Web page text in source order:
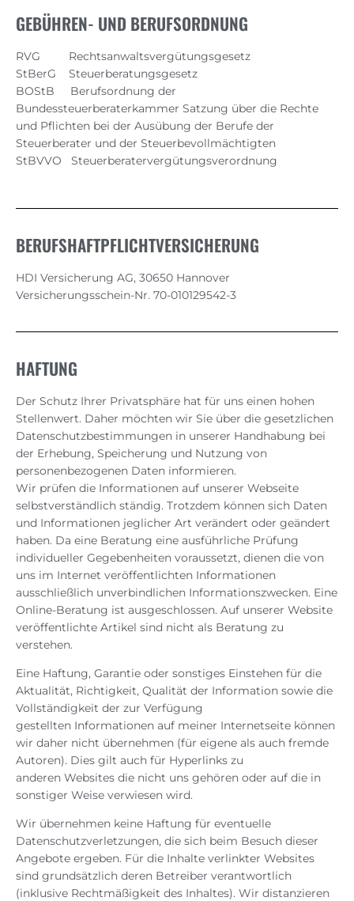
GEBÜHREN- UND BERUFSORDNUNG
RVG Rechtsanwaltsvergütungsgesetz
StBerG Steuerberatungsgesetz
BOStB Berufsordnung der
Bundessteuerberaterkammer Satzung über die Rechte
und Pflichten bei der Ausübung der Berufe der
Steuerberater und der Steuerbevollmächtigten
StBVVO Steuerberatervergütungsverordnung
BERUFSHAFTPFLICHTVERSICHERUNG
HDI Versicherung AG, 30650 Hannover
Versicherungsschein-Nr. 70-010129542-3
HAFTUNG
Der Schutz Ihrer Privatsphäre hat für uns einen hohen
Stellenwert. Daher möchten wir Sie über die gesetzlichen
Datenschutzbestimmungen in unserer Handhabung bei
der Erhebung, Speicherung und Nutzung von
personenbezogenen Daten informieren.
Wir prüfen die Informationen auf unserer Webseite
selbstverständlich ständig. Trotzdem können sich Daten
und Informationen jeglicher Art verändert oder geändert
haben. Da eine Beratung eine ausführliche Prüfung
individueller Gegebenheiten voraussetzt, dienen die von
uns im Internet veröffentlichten Informationen
ausschließlich unverbindlichen Informationszwecken. Eine
Online-Beratung ist ausgeschlossen. Auf unserer Website
veröffentlichte Artikel sind nicht als Beratung zu
verstehen.
Eine Haftung, Garantie oder sonstiges Einstehen für die
Aktualität, Richtigkeit, Qualität der Information sowie die
Vollständigkeit der zur Verfügung
gestellten Informationen auf meiner Internetseite können
wir daher nicht übernehmen (für eigene als auch fremde
Autoren). Dies gilt auch für Hyperlinks zu
anderen Websites die nicht uns gehören oder auf die in
sonstiger Weise verwiesen wird.
Wir übernehmen keine Haftung für eventuelle
Datenschutzverletzungen, die sich beim Besuch dieser
Angebote ergeben. Für die Inhalte verlinkter Websites
sind grundsätzlich deren Betreiber verantwortlich
(inklusive Rechtmäßigkeit des Inhaltes). Wir distanzieren